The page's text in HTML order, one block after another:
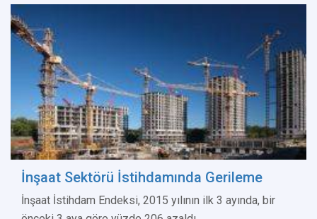
İnşaat Sektörü İstihdamında Gerileme
İnşaat İstihdam Endeksi, 2015 yılının ilk 3 ayında, bir